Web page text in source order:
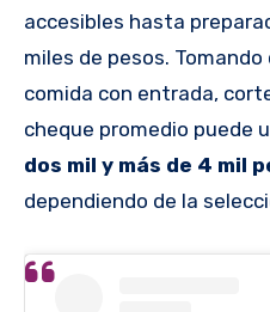
accesibles hasta
miles de pesos.
comida con entrada,
cheque promedio puede
dos mil y más de 4 mil
dependiendo de la